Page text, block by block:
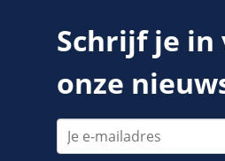
Schrijf je in
onze